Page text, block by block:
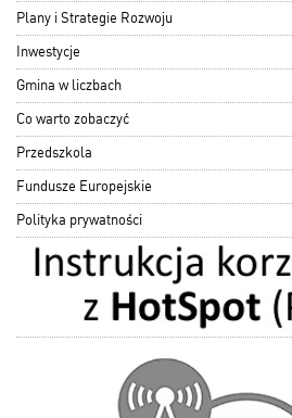
Plany i Strategie Rozwoju
Inwestycje
Gmina w liczbach
Co warto zobaczyć
Przedszkola
Fundusze Europejskie
Polityka prywatności